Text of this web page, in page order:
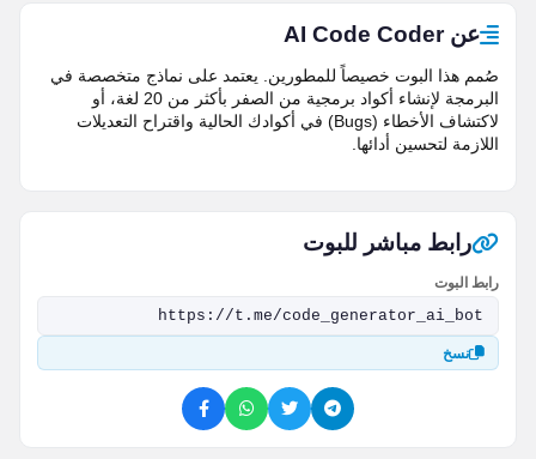
عن AI Code Coder
صُمم هذا البوت خصيصاً للمطورين. يعتمد على نماذج متخصصة في
البرمجة لإنشاء أكواد برمجية من الصفر بأكثر من 20 لغة، أو
لاكتشاف الأخطاء (Bugs) في أكوادك الحالية واقتراح التعديلات
اللازمة لتحسين أدائها.
رابط مباشر للبوت
رابط البوت
نسخ